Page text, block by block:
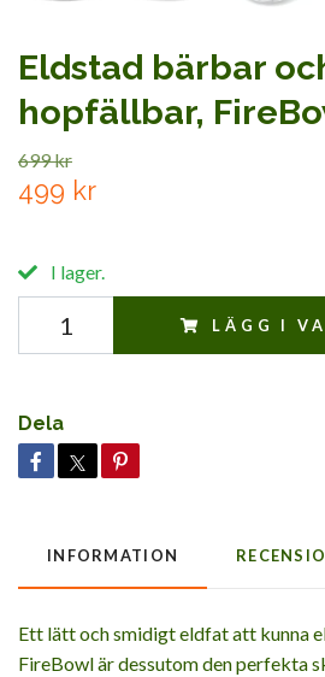
Eldstad bärbar
hopfällbar,
699 kr
499 kr
I lager.
LÄGG I
Dela
INFORMATION
Ett lätt och smidigt eldfat att kunna
FireBowl är dessutom den perfekta